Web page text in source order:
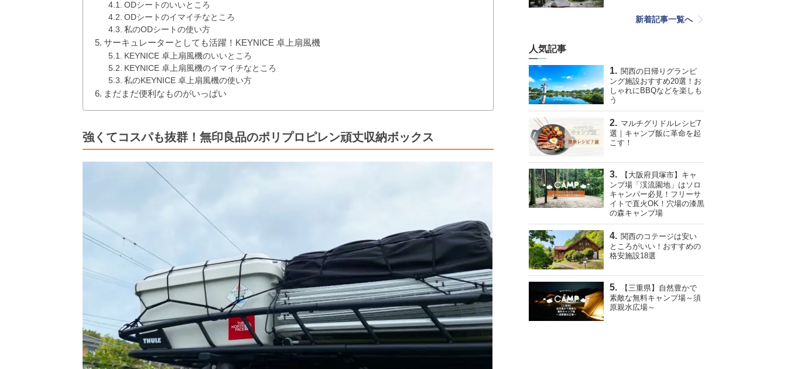
ODシートのいいところ
ODシートのイマイチなところ
私のODシートの使い方
サーキュレーターとしても活躍！KEYNICE 卓上扇風機
KEYNICE 卓上扇風機のいいところ
KEYNICE 卓上扇風機のイマイチなところ
私のKEYNICE 卓上扇風機の使い方
まだまだ便利なものがいっぱい
強くてコスパも抜群！無印良品のポリプロピレン頑丈収納ボックス
新着記事一覧へ
人気記事
関西の日帰りグランピ
ング施設おすすめ20選！お
しゃれにBBQなどを楽しも
う
マルチグリドルレシピ7
選｜キャンプ飯に革命を起
こす！
【大阪府貝塚市】キャ
ンプ場「渓流園地」はソロ
キャンパー必見！フリーサ
イトで直火OK！穴場の漆黒
の森キャンプ場
関西のコテージは安い
ところがいい！おすすめの
格安施設18選
【三重県】自然豊かで
素敵な無料キャンプ場～須
原親水広場～